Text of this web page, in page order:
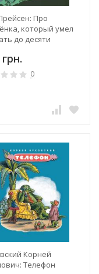
Про
который умел
до десяти
0
Корней
Телефон